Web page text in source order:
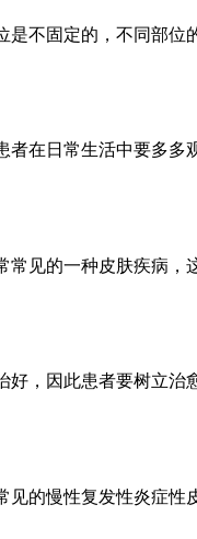
不固定的，不同部
在日常生活中要多
见的一种皮肤疾病
，因此患者要树立
的慢性复发性炎症